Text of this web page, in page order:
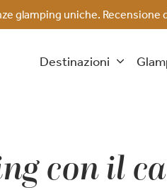
glamping uniche. Recensione
Destinazioni
con il